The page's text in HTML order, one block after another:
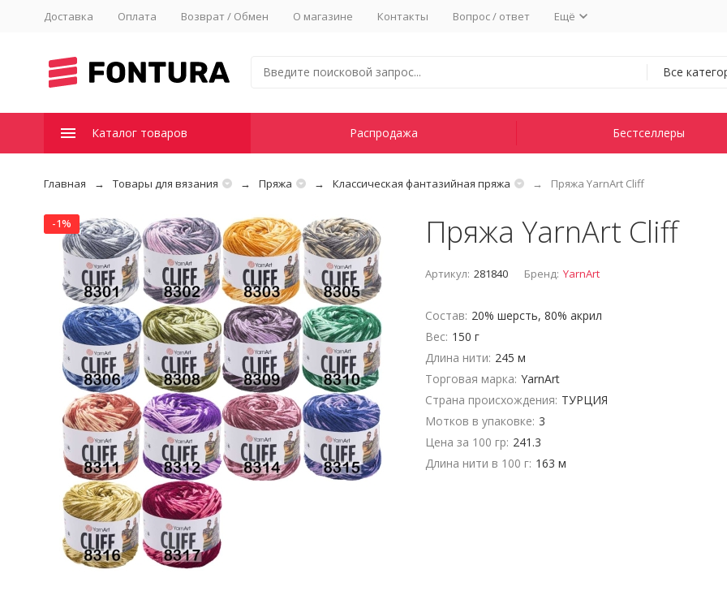
Доставка Оплата Возврат / Обмен О магазине Контакты Вопрос / ответ Ещё
Все
Каталог товаров Распродажа Бестселлеры
Главная Товары для вязания Пряжа Классическая фантазийная пряжа Пряжа YarnArt Cliff
-1% Пряжа YarnArt Cliff
Артикул: 281840 Бренд: YarnArt
Состав: 20% шерсть, 80% акрил
Вес: 150 г
Длина нити: 245 м
Торговая марка: YarnArt
Страна происхождения: ТУРЦИЯ
Мотков в упаковке: 3
Цена за 100 гр: 241.3
Длина нити в 100 г: 163 м